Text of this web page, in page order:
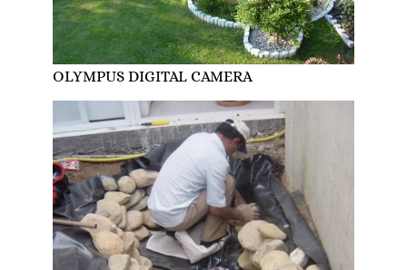
OLYMPUS DIGITAL CAMERA